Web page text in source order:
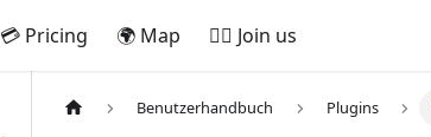
💳 Pricing 🌍 Map 🚵‍♂️ Join us
Benutzerhandbuch Plugins